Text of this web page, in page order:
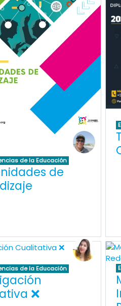
de la Educación
de
de la Educación
❌